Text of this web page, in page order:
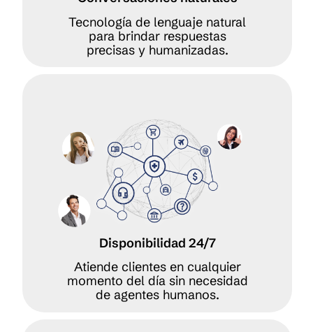
Tecnología de lenguaje natural
para brindar respuestas
precisas y humanizadas.
Disponibilidad 24/7
Atiende clientes en cualquier
momento del día sin necesidad
de agentes humanos.